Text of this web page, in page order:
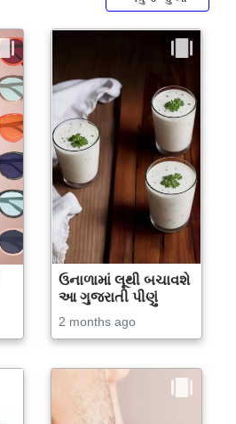
ઉનાળામાં લૂથી બચાવશે
આ ગુજરાતી પીણું
2 months ago